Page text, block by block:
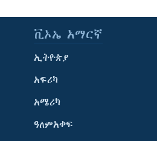
ቪኦኤ አማርኛ
ኢትዮጵያ
አፍሪካ
አሜሪካ
ዓለምአቀፍ